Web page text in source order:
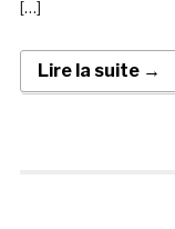
[…]
Lire la suite →